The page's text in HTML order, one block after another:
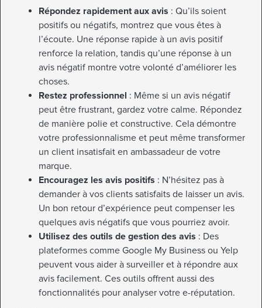
Répondez rapidement aux avis : Qu’ils soient
positifs ou négatifs, montrez que vous êtes à
l’écoute. Une réponse rapide à un avis positif
renforce la relation, tandis qu’une réponse à un
avis négatif montre votre volonté d’améliorer les
choses.
Restez professionnel : Même si un avis négatif
peut être frustrant, gardez votre calme. Répondez
de manière polie et constructive. Cela démontre
votre professionnalisme et peut même transformer
un client insatisfait en ambassadeur de votre
marque.
Encouragez les avis positifs : N’hésitez pas à
demander à vos clients satisfaits de laisser un avis.
Un bon retour d’expérience peut compenser les
quelques avis négatifs que vous pourriez avoir.
Utilisez des outils de gestion des avis : Des
plateformes comme Google My Business ou Yelp
peuvent vous aider à surveiller et à répondre aux
avis facilement. Ces outils offrent aussi des
fonctionnalités pour analyser votre e-réputation.